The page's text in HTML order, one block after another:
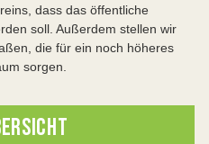
dass das öffentliche
soll. Außerdem stellen wir
die für ein noch höheres
sorgen.